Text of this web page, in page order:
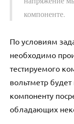
компоненте.
По условиям
необходимо
тестируемого
вольтметр
компоненту
обладающих